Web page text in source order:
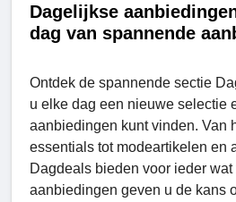
Dagelijkse
dag van spannende
Ontdek de spannende sectie
u elke dag een nieuwe selectie
aanbiedingen kunt vinden. Van
essentials tot modeartikelen en
Dagdeals bieden voor ieder
aanbiedingen geven u de kans